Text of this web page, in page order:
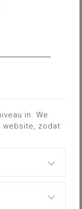
(over eender
ingevulde
in te vullen.
en leerlingen
van een
in. We
zodat